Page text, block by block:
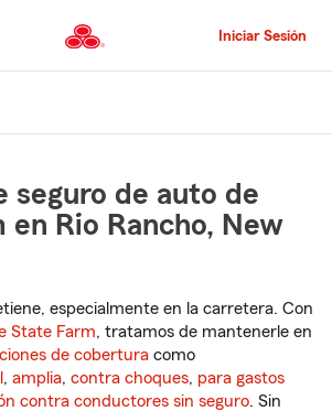
al
contenido
principal
Iniciar Sesión
seguro de auto de
en Rio Rancho, New
especialmente en la carretera. Con
State Farm, tratamos de mantenerle en
de cobertura como
, amplia, contra choques, para gastos
contra conductores sin seguro. Sin